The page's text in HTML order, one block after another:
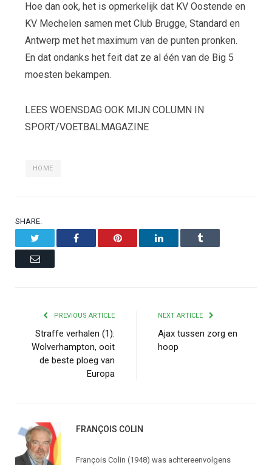
Hoe dan ook, het is opmerkelijk dat KV Oostende en
KV Mechelen samen met Club Brugge, Standard en
Antwerp met het maximum van de punten pronken.
En dat ondanks het feit dat ze al één van de Big 5
moesten bekampen.
LEES WOENSDAG OOK MIJN COLUMN IN
SPORT/VOETBALMAGAZINE
HOME
SHARE.
Facebook Pinterest LinkedIn Tumblr
Email
PREVIOUS ARTICLE
Straffe verhalen (1):
Wolverhampton, ooit
de beste ploeg van
Europa
NEXT ARTICLE
Ajax tussen zorg en
hoop
FRANÇOIS COLIN
François Colin (1948) was achtereenvolgens